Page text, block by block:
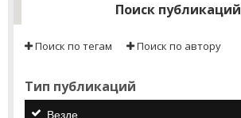
Поиск публикаций
Поиск по тегам Поиск по автору
Тип публикаций
Везде